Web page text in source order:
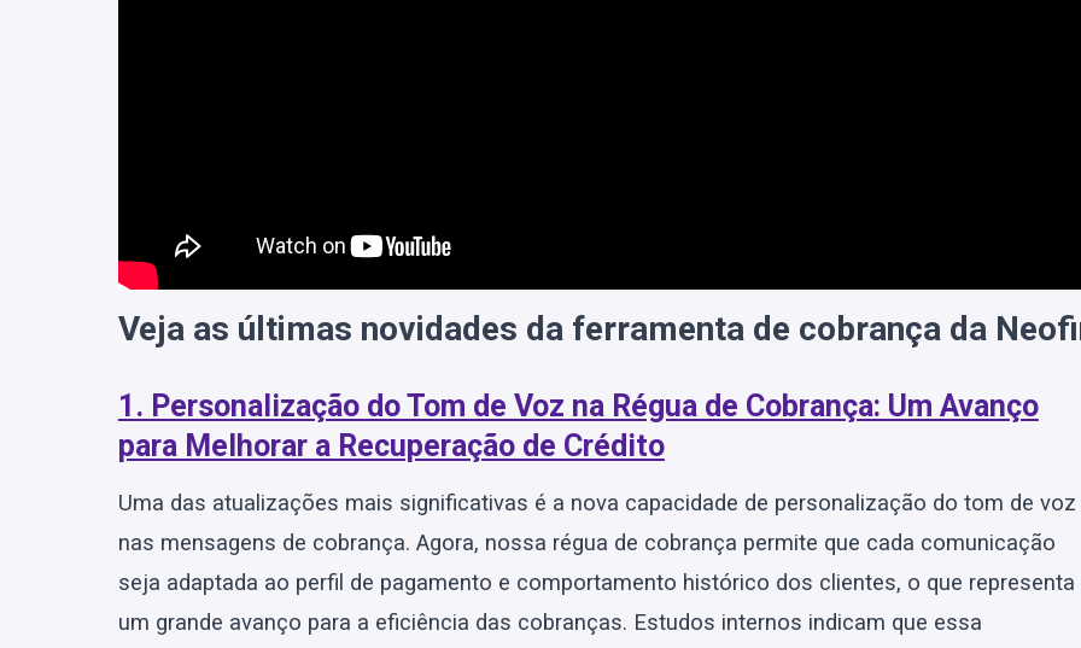
Veja as últimas novidades da ferramenta de cobrança da
1. Personalização do Tom de Voz na Régua de Cobrança: Um Avanço
para Melhorar a Recuperação de Crédito
Uma das atualizações mais significativas é a nova capacidade de personalização do tom de voz
nas mensagens de cobrança. Agora, nossa régua de cobrança permite que cada comunicação
seja adaptada ao perfil de pagamento e comportamento histórico dos clientes, o que representa
um grande avanço para a eficiência das cobranças. Estudos internos indicam que essa